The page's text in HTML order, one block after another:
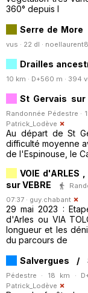
360° depuis l
Serre de More
vus · 22 dl ·
Drailles
10 km · D+560 m · 394
St Gervais
Randonnée Pédestre ·
Patrick_Lodève
Au départ de St
difficulté moyenne
de l'Espinouse, le
VOIE d'ARLES
sur VEBRE
07:37 · guy.chabant
29 mai 2023 :
d'Arles ou VIA
longueur et les
du parcours de
Salvergues /
Pédestre · 18 km ·
Patrick_Lodève